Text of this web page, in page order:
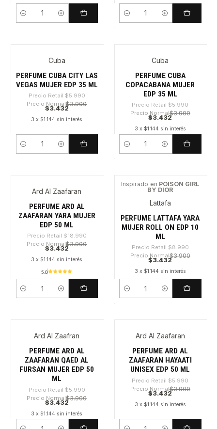
Cantidad Cantidad
Cuba
PERFUME CUBA CITY LAS
VEGAS MUJER EDP 35 ML
Precio Retail $5.990
Precio Normal$3.900
$3.432
3 x $1.144 sin interés
Cantidad
Cuba
PERFUME CUBA
COPACABANA MUJER
EDP 35 ML
Precio Retail $5.990
Precio Normal$3.900
$3.432
3 x $1.144 sin interés
Cantidad
-81%Ard Al Zaafaran
PERFUME ARD AL
ZAAFARAN YARA MUJER
EDP 50 ML
Precio Retail $18.990
Precio Normal$3.900
$3.432
3 x $1.144 sin interés
5.0
Cantidad
Inspirado en POISON GIRL
BY DIOR
Lattafa
PERFUME LATTAFA YARA
MUJER ROLL ON EDP 10
ML
Precio Retail $8.990
Precio Normal$3.900
$3.432
3 x $1.144 sin interés
Cantidad
-42%Ard Al Zaafran
PERFUME ARD AL
ZAAFARAN QAED AL
FURSAN MUJER EDP 50
ML
Precio Retail $5.990
Precio Normal$3.900
$3.432
3 x $1.144 sin interés
-42%Ard Al Zaafaran
PERFUME ARD AL
ZAAFARAN HAYAATI
UNISEX EDP 50 ML
Precio Retail $5.990
Precio Normal$3.900
$3.432
3 x $1.144 sin interés